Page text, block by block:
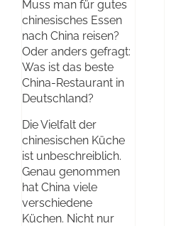
Muss man für gutes
chinesisches Essen
nach China reisen?
Oder anders gefragt:
Was ist das beste
China-Restaurant in
Deutschland?
Die Vielfalt der
chinesischen Küche
ist unbeschreiblich.
Genau genommen
hat China viele
verschiedene
Küchen. Nicht nur